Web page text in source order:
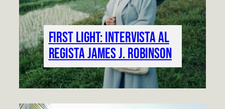
First Light: intervista al
regista James j. Robinson